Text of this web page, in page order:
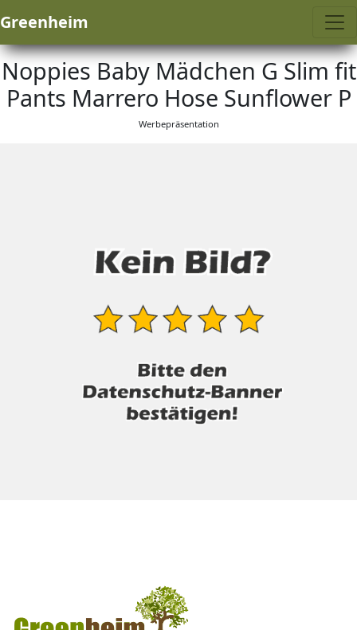
Greenheim
Noppies Baby Mädchen G Slim fit
Pants Marrero Hose Sunflower P
Werbepräsentation